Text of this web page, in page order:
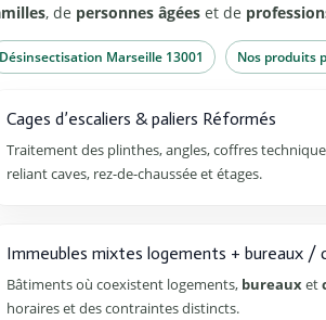
, de personnes âgées et de
Désinsectisation Marseille 13001 Nos produits
Cages d’escaliers & paliers Réformés
Traitement des plinthes, angles, coffres
reliant caves, rez-de-chaussée et étages.
Immeubles mixtes logements + bureaux /
Bâtiments où coexistent logements, bureaux et
horaires et des contraintes distincts.